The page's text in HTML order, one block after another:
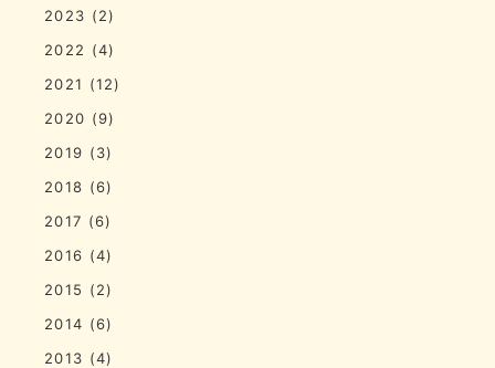
2023 (2)
2022 (4)
2021 (12)
2020 (9)
2019 (3)
2018 (6)
2017 (6)
2016 (4)
2015 (2)
2014 (6)
2013 (4)